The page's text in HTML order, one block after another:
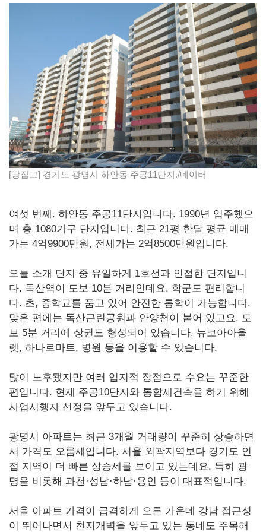
[땅집고] 경기도 광명시 하안동 주공11단지./네이버
여섯 번째. 하안동 주공11단지입니다. 1990년 입주했으
며 총 1080가구 단지입니다. 최근 21평 한달 평균 매매
가는 4억9900만원, 전세가는 2억8500만원입니다.
오늘 소개 단지 중 유일하게 1호선과 인접한 단지입니
다. 독산역이 도보 10분 거리인데요. 학군도 편리합니
다. 초, 중학교를 품고 있어 안전한 통학이 가능합니다.
맞은 편에는 독산근린공원과 안양천이 붙어 있고요. 도
보 5분 거리에 상권도 형성되어 있습니다. 뉴코아아울
렛, 하나로마트, 병원 등을 이용할 수 있습니다.
많이 노후됐지만 여러 입지적 장점으로 수요는 꾸준한
편입니다. 현재 주공10단지와 통합재건축을 하기 위해
사업시행자 선정을 앞두고 있습니다.
광명시 아파트는 최근 3개월 거래량이 꾸준히 상승하면
서 가격도 오름세입니다. 서울 외곽지역보다 경기도 인
접 지역이 더 빠른 상승세를 보이고 있는데요. 특히 광
명을 비롯해 과천·성남·하남·용인 등이 대표적입니다.
서울 아파트 가격이 급격하게 오른 가운데 강남 접근성
이 뛰어나면서 천지개벽을 앞두고 있는 동네도 주목해